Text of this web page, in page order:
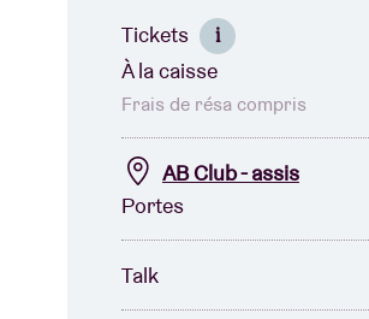
Tickets i
À la caisse
Frais de résa compris
AB Club - assis
Portes
Talk